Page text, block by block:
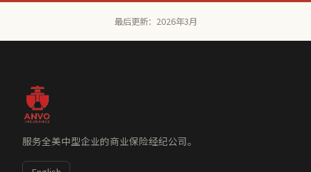
最后更新：2026年3月
服务全美中型企业的商业保险经纪公司。